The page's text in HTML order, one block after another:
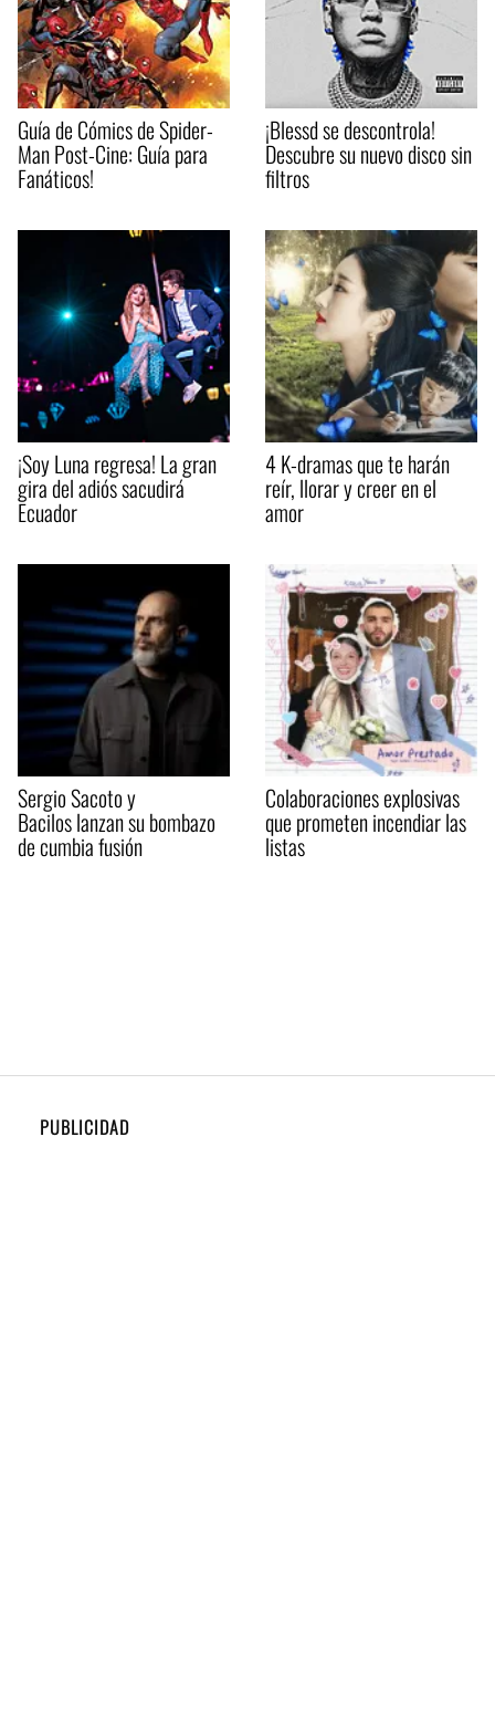
Guía de Cómics de Spider-
Man Post-Cine: Guía para
Fanáticos!
¡Blessd se descontrola!
Descubre su nuevo disco sin
filtros
¡Soy Luna regresa! La gran
gira del adiós sacudirá
Ecuador
4 K-dramas que te harán
reír, llorar y creer en el
amor
Sergio Sacoto y
Bacilos lanzan su bombazo
de cumbia fusión
Colaboraciones explosivas
que prometen incendiar las
listas
PUBLICIDAD